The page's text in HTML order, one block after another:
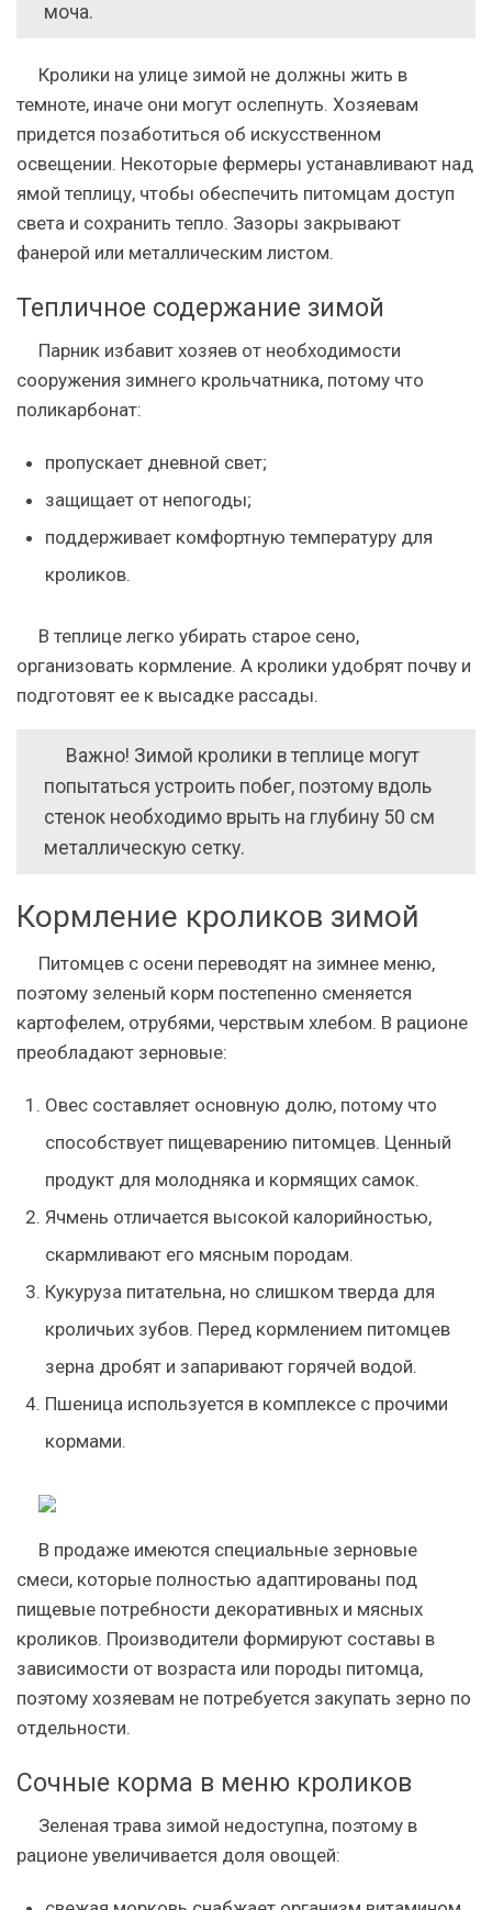
моча.
Кролики на улице зимой не должны жить в
темноте, иначе они могут ослепнуть. Хозяевам
придется позаботиться об искусственном
освещении. Некоторые фермеры устанавливают над
ямой теплицу, чтобы обеспечить питомцам доступ
света и сохранить тепло. Зазоры закрывают
фанерой или металлическим листом.
Тепличное содержание зимой
Парник избавит хозяев от необходимости
сооружения зимнего крольчатника, потому что
поликарбонат:
пропускает дневной свет;
защищает от непогоды;
поддерживает комфортную температуру для
кроликов.
В теплице легко убирать старое сено,
организовать кормление. А кролики удобрят почву и
подготовят ее к высадке рассады.
Важно! Зимой кролики в теплице могут
попытаться устроить побег, поэтому вдоль
стенок необходимо врыть на глубину 50 см
металлическую сетку.
Кормление кроликов зимой
Питомцев с осени переводят на зимнее меню,
поэтому зеленый корм постепенно сменяется
картофелем, отрубями, черствым хлебом. В рационе
преобладают зерновые:
Овес составляет основную долю, потому что
способствует пищеварению питомцев. Ценный
продукт для молодняка и кормящих самок.
Ячмень отличается высокой калорийностью,
скармливают его мясным породам.
Кукуруза питательна, но слишком тверда для
кроличьих зубов. Перед кормлением питомцев
зерна дробят и запаривают горячей водой.
Пшеница используется в комплексе с прочими
кормами.
В продаже имеются специальные зерновые
смеси, которые полностью адаптированы под
пищевые потребности декоративных и мясных
кроликов. Производители формируют составы в
зависимости от возраста или породы питомца,
поэтому хозяевам не потребуется закупать зерно по
отдельности.
Сочные корма в меню кроликов
Зеленая трава зимой недоступна, поэтому в
рационе увеличивается доля овощей: